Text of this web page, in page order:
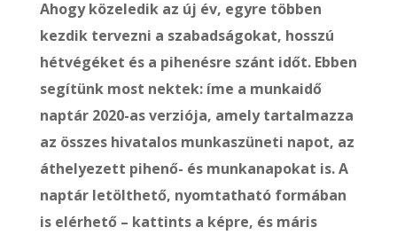
Ahogy közeledik az új év, egyre többen
kezdik tervezni a szabadságokat, hosszú
hétvégéket és a pihenésre szánt időt. Ebben
segítünk most nektek: íme a munkaidő
naptár 2020-as verziója, amely tartalmazza
az összes hivatalos munkaszüneti napot, az
áthelyezett pihenő- és munkanapokat is. A
naptár letölthető, nyomtatható formában
is elérhető – kattints a képre, és máris